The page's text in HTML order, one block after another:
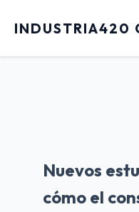
INDUSTRIA420
Nuevos
cómo el